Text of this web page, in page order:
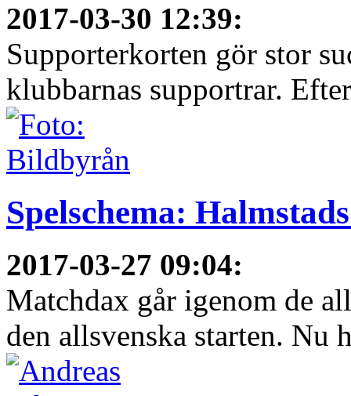
2017-03-30 12:39:
Supporterkorten gör stor
klubbarnas supportrar.
Spelschema:
2017-03-27 09:04:
Matchdax går igenom de
den allsvenska starten. Nu